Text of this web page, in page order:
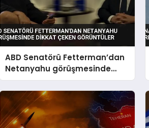
ABD Senatörü Fetterman’dan
Netanyahu görüşmesinde
dikkat çeken görüntüler